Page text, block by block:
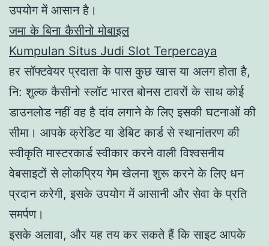
उपयोग में आसान है।
जमा के बिना कैसीनो मोबाइल
Kumpulan Situs Judi Slot Terpercaya
हर सॉफ्टवेयर प्रदाता के पास कुछ खास या अलग होता है,
नि: शुल्क कैसीनो स्लॉट भारत बोनस टावरों के साथ कोई
डाउनलोड नहीं वह है दांव लगाने के लिए इसकी घटनाओं की
सीमा। आपके क्रेडिट या डेबिट कार्ड से स्थानांतरण की
स्वीकृति मास्टरकार्ड स्वीकार करने वाली विश्वसनीय
वेबसाइटों से लोकप्रिय गेम खेलना शुरू करने के लिए धन
प्रदान करेगी, इसके उपयोग में आसानी और सेवा के प्रति
समर्पण।
इसके अलावा, और यह तय कर सकते हैं कि साइट आपके